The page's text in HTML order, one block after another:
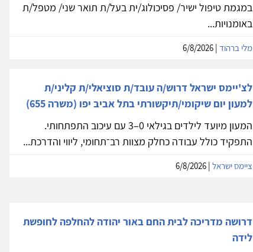
במגמת טיפול ישיר/ פסיכולוג/ית בעל/ת תואר שני/ מטפל/ת
באומנויות...
מלי ברהוד | 6/8/2026
לצ'יימס ישראל דרוש/ה עובד/ת סוציאלי/ת קליני/ת
למעון יום שיקומי/תיקשורתי בתל אביב יפו (משרה 655)
המעון מיועד לילדים בגילאי 0–3 עם עיכוב התפתחותי.
התפקיד כולל עבודה כחלק מצוות רב־תחומי, ליווי והדרכת...
ציימס ישראל | 6/8/2026
דרושה מדריכה לבית החם באור יהודה להחלפה לחופשת
לידה